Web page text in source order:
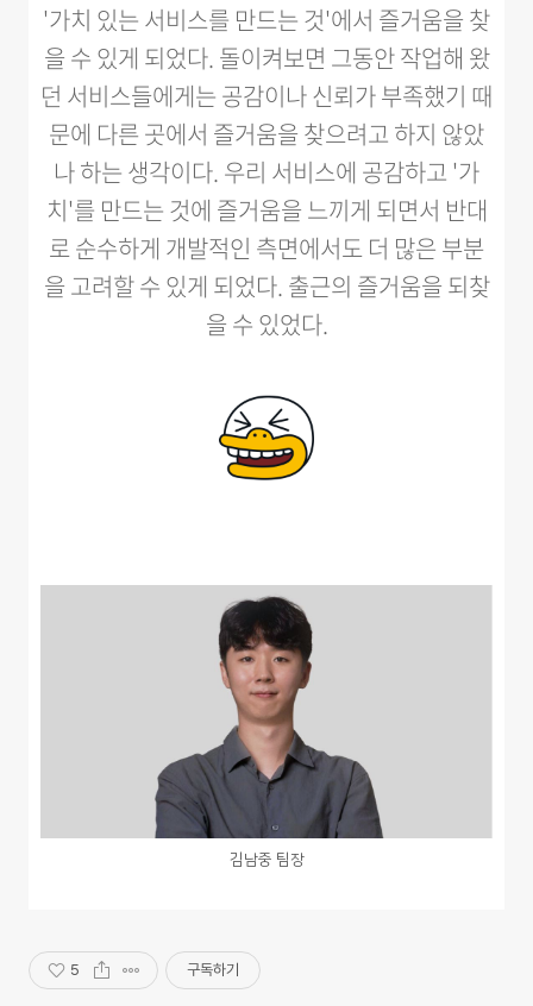
'가치 있는 서비스를 만드는 것'에서 즐거움을 찾
을 수 있게 되었다. 돌이켜보면 그동안 작업해 왔
던 서비스들에게는 공감이나 신뢰가 부족했기 때
문에 다른 곳에서 즐거움을 찾으려고 하지 않았
나 하는 생각이다. 우리 서비스에 공감하고 '가
치'를 만드는 것에 즐거움을 느끼게 되면서 반대
로 순수하게 개발적인 측면에서도 더 많은 부분
을 고려할 수 있게 되었다. 출근의 즐거움을 되찾
을 수 있었다.
김남중 팀장
5 구독하기